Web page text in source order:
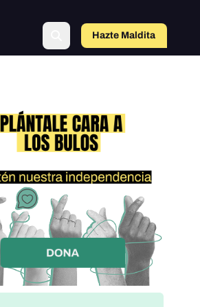
Hazte Maldito